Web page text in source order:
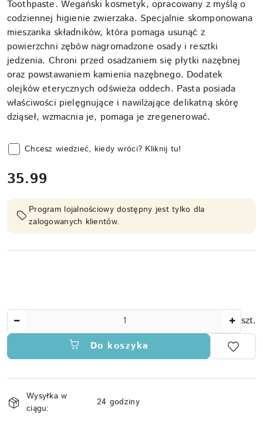
Toothpaste. Wegański kosmetyk, opracowany z myślą o
codziennej higienie zwierzaka. Specjalnie skomponowana
mieszanka składników, która pomaga usunąć z
powierzchni zębów nagromadzone osady i resztki
jedzenia. Chroni przed osadzaniem się płytki nazębnej
oraz powstawaniem kamienia nazębnego. Dodatek
olejków eterycznych odświeża oddech. Pasta posiada
właściwości pielęgnujące i nawilżające delikatną skórę
dziąseł, wzmacnia je, pomaga je zregenerować.
Chcesz wiedzieć, kiedy wróci? Kliknij tu!
cena:
35.99
Program lojalnościowy dostępny jest tylko dla
zalogowanych klientów.
szt.
Do koszyka
Dostępność
i
dostawa
Wysyłka w
ciągu:
24 godziny